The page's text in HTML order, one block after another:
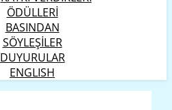
ÖDÜLLERİ
BASINDAN
SÖYLEŞİLER
DUYURULAR
ENGLISH